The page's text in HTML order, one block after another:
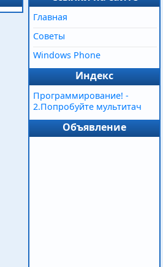
Главная
Советы
Windows Phone
Индекс
Программирование! -
2.Попробуйте мультитач
Объявление